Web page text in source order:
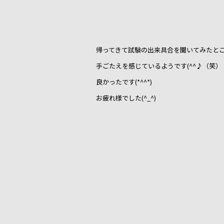
帰ってきて試験の出来具合を聞いてみたと
手ごたえを感じているようです(^^♪（笑）
良かったです(*^^*)
お疲れ様でした(^_^)